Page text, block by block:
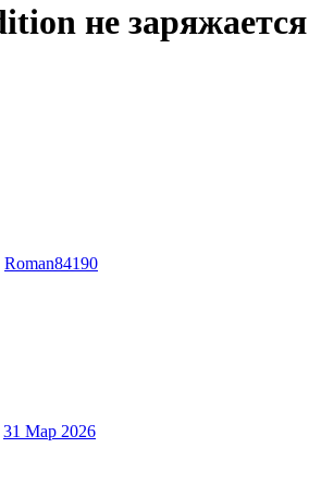
не
Roman84190
31 Мар 2026